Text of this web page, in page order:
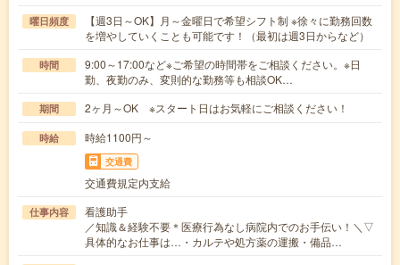
曜日頻度
【週3日～OK】月～金曜日で希望シフト制 ※徐々に勤務回数
を増やしていくことも可能です！（最初は週3日からなど）
時間
9:00～17:00など※ご希望の時間帯をご相談ください。※日
勤、夜勤のみ、変則的な勤務等も相談OK…
期間 2ヶ月～OK ※スタート日はお気軽にご相談ください！
時給 時給1100円～
交通費
交通費規定内支給
仕事内容
看護助手
／知識＆経験不要＊医療行為なし病院内でのお手伝い！＼▽
具体的なお仕事は…・カルテや処方薬の運搬・備品…